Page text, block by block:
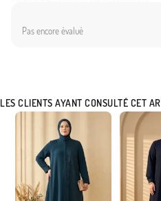
Pas encore évalué
LES CLIENTS AYANT CONSULTÉ CET